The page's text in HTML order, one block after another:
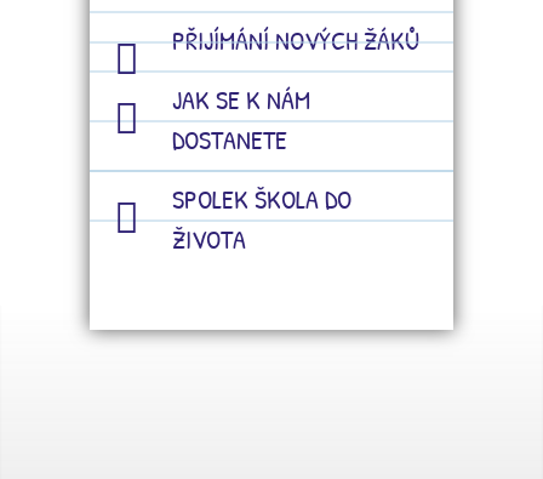
PŘIJÍMÁNÍ NOVÝCH ŽÁKŮ
JAK SE K NÁM
DOSTANETE
SPOLEK ŠKOLA DO
ŽIVOTA